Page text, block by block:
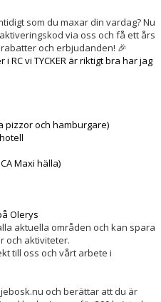
som du maxar din vardag? Nu
via oss och få ett års
och erbjudanden! 🎉
RC vi TYCKER är riktigt bra har jag
pizzor och hamburgare)
Maxi hälla)
Olerys
aktuella områden och kan spara
och aktiviteter.
till oss och vårt arbete i
och berättar att du är